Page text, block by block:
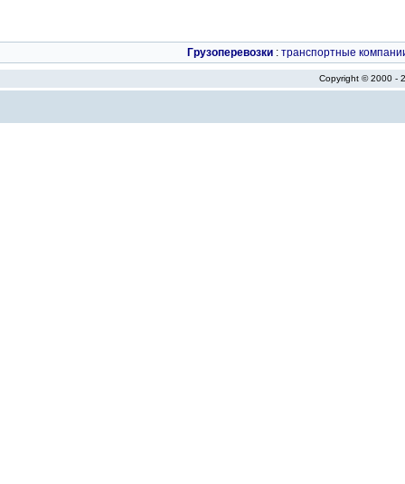
Грузоперевозки : транспортные
Copyright © 2000 -